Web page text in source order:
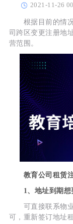
2021-11-26
根据目前的情况
司跨区变更注册地
营范围。
教育公司租赁注
1、地址到期想
可直接联系物业
可，重新签订地址